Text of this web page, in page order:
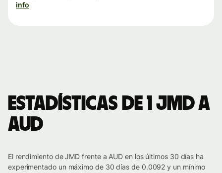
info
Estadísticas de 1 JMD a
AUD
El rendimiento de JMD frente a AUD en los últimos 30 días ha
experimentado un máximo de 30 días de 0.0092 y un mínimo